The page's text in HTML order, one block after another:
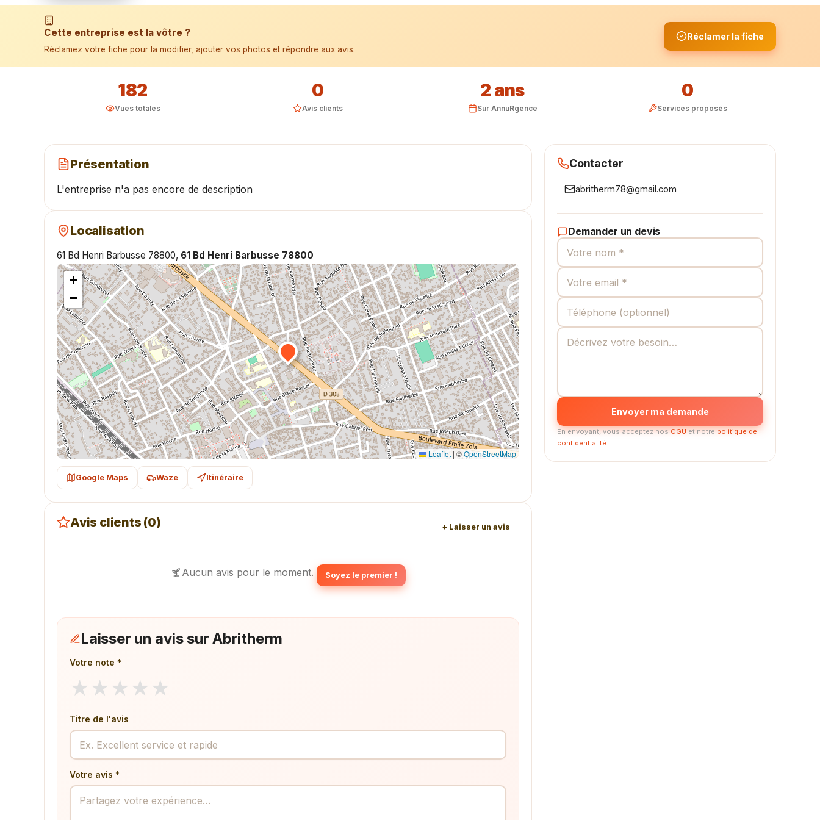
📱 Installer l'application
Cette entreprise est la vôtre ?
Réclamez votre fiche pour la modifier, ajouter vos photos et répondre aux avis.
Réclamer la fiche
182
Vues totales
0
Avis clients
2 ans
Sur AnnuRgence
0
Services proposés
Présentation
L'entreprise n'a pas encore de description
Localisation
61 Bd Henri Barbusse 78800, 61 Bd Henri Barbusse 78800
+
−
Leaflet | ©OpenStreetMap
Google Maps Waze Itinéraire
Avis clients (0) + Laisser un avis
Aucun avis pour le moment. Soyez le premier !
Laisser un avis sur Abritherm
Votre note *
★ ★ ★ ★ ★
Titre de l'avis
Votre avis *
Contacter
abritherm78@gmail.com
Demander un devis
Envoyer ma demande
En envoyant, vous acceptez nosCGUet notrepolitique de
confidentialité.